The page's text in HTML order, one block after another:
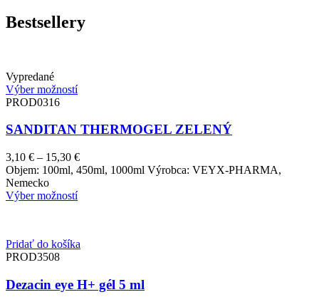
Bestsellery
Vypredané
Výber možností
PROD0316
SANDITAN THERMOGEL ZELENÝ
3,10 € – 15,30 €Price
range:
Objem: 100ml, 450ml, 1000ml Výrobca: VEYX-PHARMA,
Nemecko
Výber možností
Pridať do košíka
PROD3508
Dezacin eye H+ gél 5 ml